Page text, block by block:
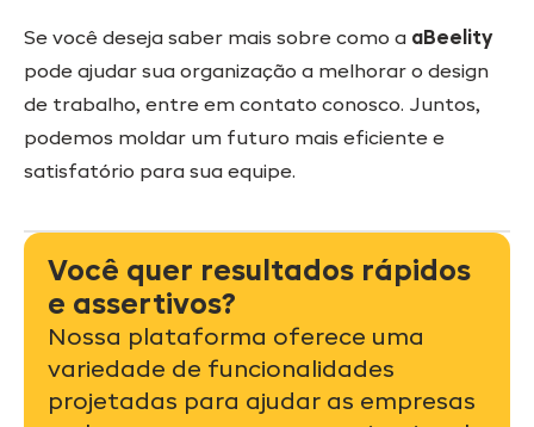
Se você deseja saber mais sobre como a aBeelity
pode ajudar sua organização a melhorar o design
de trabalho, entre em contato conosco. Juntos,
podemos moldar um futuro mais eficiente e
satisfatório para sua equipe.
Você quer resultados rápidos
e assertivos?
Nossa plataforma oferece uma
variedade de funcionalidades
projetadas para ajudar as empresas